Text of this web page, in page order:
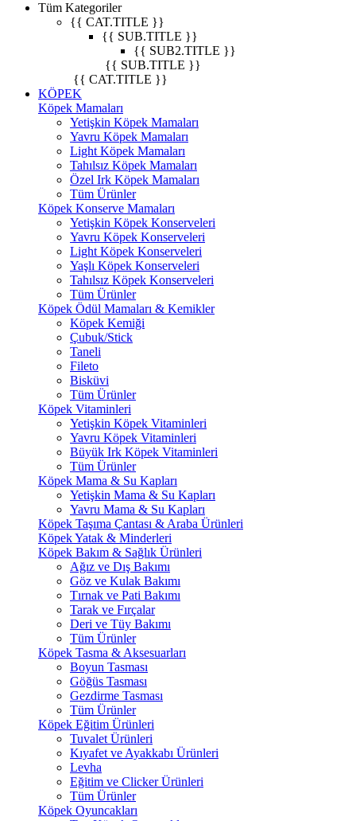
Tüm Kategoriler
{{ CAT.TITLE }}
{{ SUB.TITLE }}
{{ SUB2.TITLE }}
{{ SUB.TITLE }}
{{ CAT.TITLE }}
KÖPEK
Köpek Mamaları
Yetişkin Köpek Mamaları
Yavru Köpek Mamaları
Light Köpek Mamaları
Tahılsız Köpek Mamaları
Özel Irk Köpek Mamaları
Tüm Ürünler
Köpek Konserve Mamaları
Yetişkin Köpek Konserveleri
Yavru Köpek Konserveleri
Light Köpek Konserveleri
Yaşlı Köpek Konserveleri
Tahılsız Köpek Konserveleri
Tüm Ürünler
Köpek Ödül Mamaları & Kemikler
Köpek Kemiği
Çubuk/Stick
Taneli
Fileto
Bisküvi
Tüm Ürünler
Köpek Vitaminleri
Yetişkin Köpek Vitaminleri
Yavru Köpek Vitaminleri
Büyük Irk Köpek Vitaminleri
Tüm Ürünler
Köpek Mama & Su Kapları
Yetişkin Mama & Su Kapları
Yavru Mama & Su Kapları
Köpek Taşıma Çantası & Araba Ürünleri
Köpek Yatak & Minderleri
Köpek Bakım & Sağlık Ürünleri
Ağız ve Dış Bakımı
Göz ve Kulak Bakımı
Tırnak ve Pati Bakımı
Tarak ve Fırçalar
Deri ve Tüy Bakımı
Tüm Ürünler
Köpek Tasma & Aksesuarları
Boyun Tasması
Göğüs Tasması
Gezdirme Tasması
Tüm Ürünler
Köpek Eğitim Ürünleri
Tuvalet Ürünleri
Kıyafet ve Ayakkabı Ürünleri
Levha
Eğitim ve Clicker Ürünleri
Tüm Ürünler
Köpek Oyuncakları